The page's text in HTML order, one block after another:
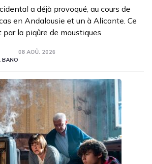
a déjà provoqué, au cours de
en Andalousie et un à Alicante. Ce
la piqûre de moustiques
BANO
08 AOÛ. 2026